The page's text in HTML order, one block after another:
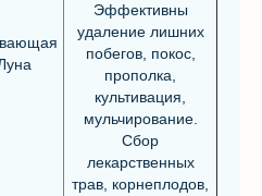
Эффективны
удаление лишних
побегов, покос,
прополка,
культивация,
мульчирование.
Сбор
лекарственных
трав, корнеплодов,